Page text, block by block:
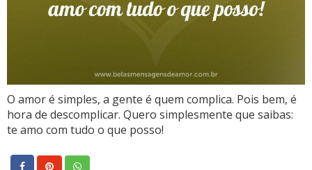
O amor é simples, a gente é quem complica. Pois bem, é
hora de descomplicar. Quero simplesmente que saibas:
te amo com tudo o que posso!